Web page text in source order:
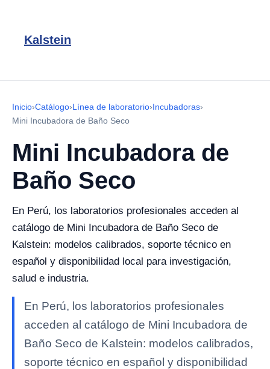
Kalstein
Inicio›Catálogo›Línea de laboratorio›Incubadoras›
Mini Incubadora de Baño Seco
Mini Incubadora de
Baño Seco
En Perú, los laboratorios profesionales acceden al
catálogo de Mini Incubadora de Baño Seco de
Kalstein: modelos calibrados, soporte técnico en
español y disponibilidad local para investigación,
salud e industria.
En Perú, los laboratorios profesionales
acceden al catálogo de Mini Incubadora de
Baño Seco de Kalstein: modelos calibrados,
soporte técnico en español y disponibilidad